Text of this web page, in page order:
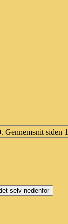
Gennemsnit siden